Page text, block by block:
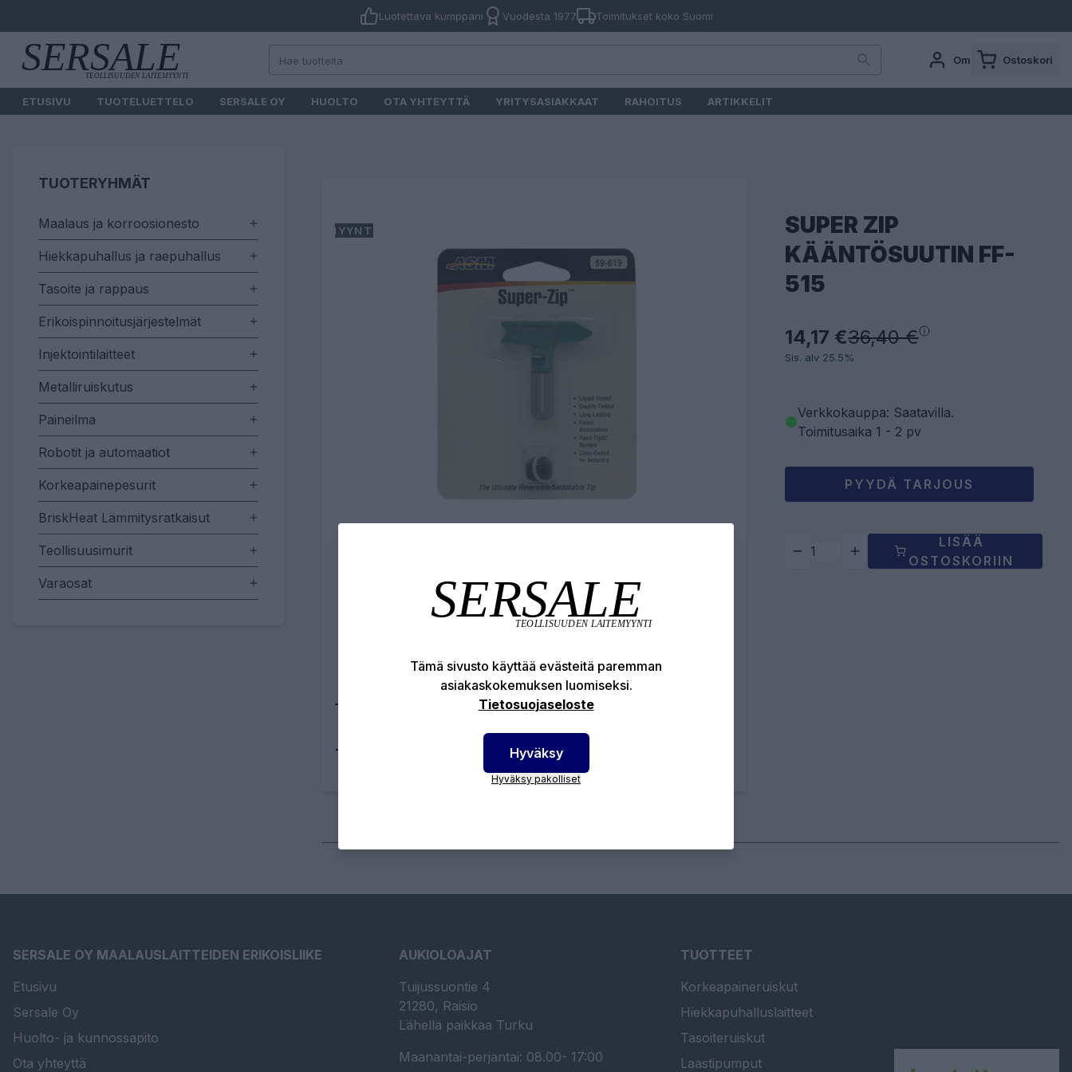
Luotettava kumppani Vuodesta 1977 Toimitukset koko Suomi
Oma tili Ostoskori
ETUSIVU TUOTELUETTELO SERSALE OY HUOLTO OTA YHTEYTTÄ YRITYSASIAKKAAT RAHOITUS ARTIKKELIT
TUOTERYHMÄT
Maalaus ja korroosionesto
Hiekkapuhallus ja raepuhallus
Tasoite ja rappaus
Erikoispinnoitusjärjestelmät
Injektointilaitteet
Metalliruiskutus
Paineilma
Robotit ja automaatiot
Korkeapainepesurit
BriskHeat Lämmitysratkaisut
Teollisuusimurit
Varaosat
MYYNTI!
Tuotekuvaus Tekniset edut
Tuotenumero:
SUPER ZIP
KÄÄNTÖSUUTIN FF-
515
14,17 €36,40 €
Sis. alv 25.5%
Verkkokauppa: Saatavilla.
Toimitusaika 1 - 2 pv
PYYDÄ TARJOUS
LISÄÄ
OSTOSKORIIN
SERSALE OY MAALAUSLAITTEIDEN ERIKOISLIIKE
Etusivu
Sersale Oy
Huolto- ja kunnossapito
Ota yhteyttä
AUKIOLOAJAT
Tuijussuontie 4
21280, Raisio
Lähellä paikkaa Turku
Maanantai-perjantai: 08.00- 17:00
TUOTTEET
Korkeapaineruiskut
Hiekkapuhalluslaitteet
Tasoiteruiskut
Laastipumput
Tämä sivusto käyttää evästeitä paremman
asiakaskokemuksen luomiseksi.
Tietosuojaseloste
Hyväksy
Hyväksy pakolliset